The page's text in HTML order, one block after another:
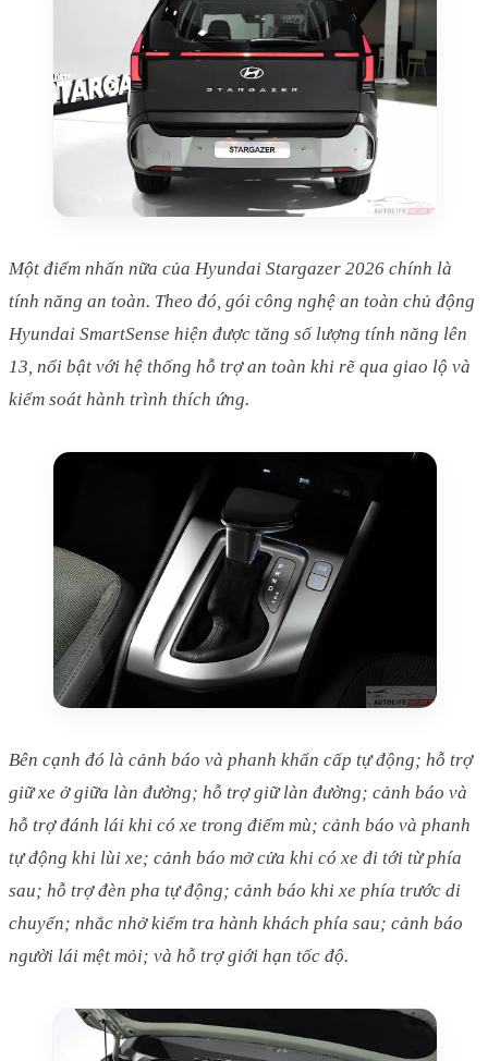
Một điểm nhấn nữa của Hyundai Stargazer 2026 chính là
tính năng an toàn. Theo đó, gói công nghệ an toàn chủ động
Hyundai SmartSense hiện được tăng số lượng tính năng lên
13, nổi bật với hệ thống hỗ trợ an toàn khi rẽ qua giao lộ và
kiểm soát hành trình thích ứng.
Bên cạnh đó là cảnh báo và phanh khẩn cấp tự động; hỗ trợ
giữ xe ở giữa làn đường; hỗ trợ giữ làn đường; cảnh báo và
hỗ trợ đánh lái khi có xe trong điểm mù; cảnh báo và phanh
tự động khi lùi xe; cảnh báo mở cửa khi có xe đi tới từ phía
sau; hỗ trợ đèn pha tự động; cảnh báo khi xe phía trước di
chuyển; nhắc nhở kiểm tra hành khách phía sau; cảnh báo
người lái mệt mỏi; và hỗ trợ giới hạn tốc độ.